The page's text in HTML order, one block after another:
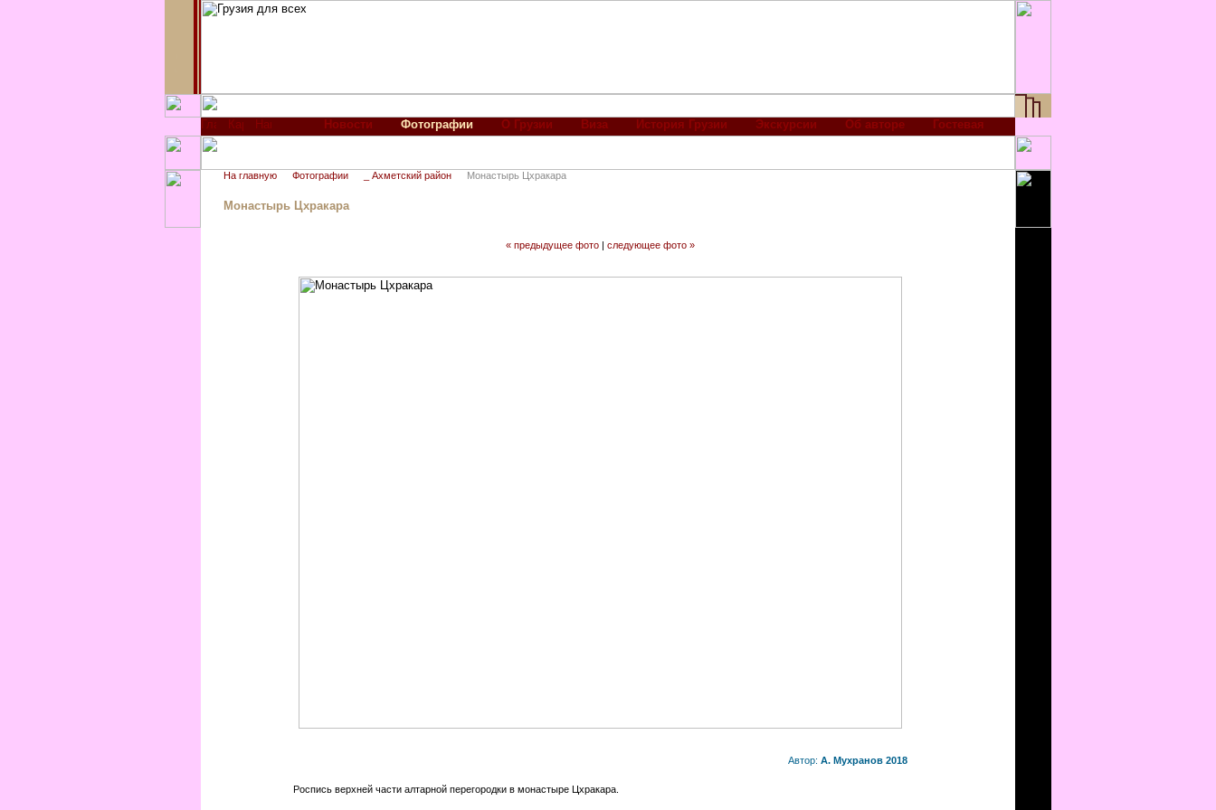
Новости Фотографии О Грузии Виза История Грузии Экскурсии Об авторе Гостевая
На главную Фотографии _ Ахметский район Монастырь Цхракара
Монастырь Цхракара
« предыдущее фото | следующее фото »
Автор: А. Мухранов 2018
Роспись верхней части алтарной перегородки в монастыре Цхракара.